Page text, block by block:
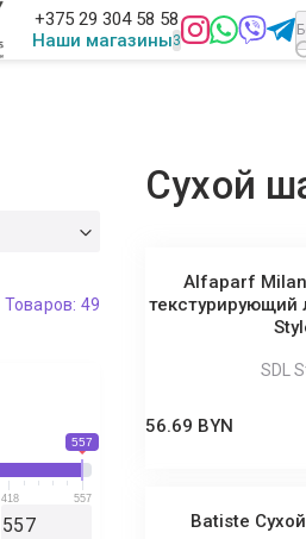
+375 29 304 58 58
Наши магазины
Товаров: 49
557
418 557
Сухой
Alfaparf
текстурирующий
SDL
56.69 BYN
Batiste